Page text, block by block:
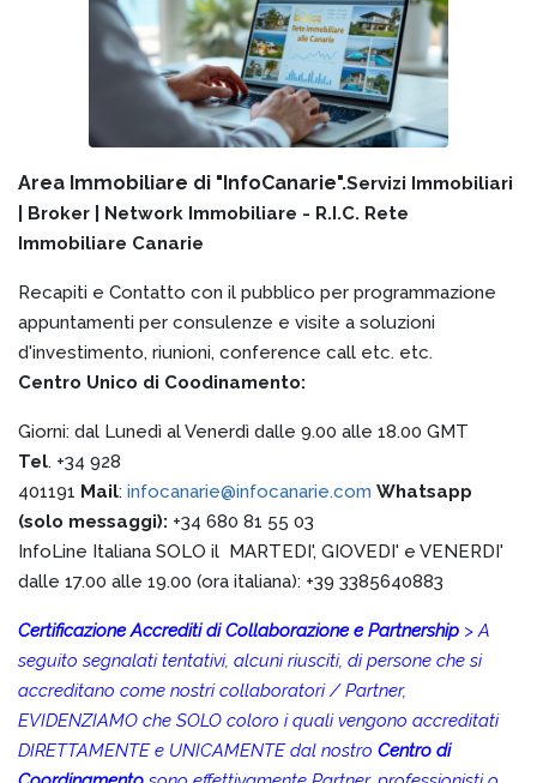
Area Immobiliare di "InfoCanarie".Servizi Immobiliari
| Broker | Network Immobiliare - R.I.C. Rete
Immobiliare Canarie
Recapiti e Contatto con il pubblico per programmazione
appuntamenti per consulenze e visite a soluzioni
d'investimento, riunioni, conference call etc. etc.
Centro Unico di Coodinamento:
Giorni: dal Lunedì al Venerdì dalle 9.00 alle 18.00 GMT
Tel. +34 928
401191 Mail: infocanarie@infocanarie.com Whatsapp
(solo messaggi): +34 680 81 55 03
InfoLine Italiana SOLO il MARTEDI', GIOVEDI' e VENERDI'
dalle 17.00 alle 19.00 (ora italiana): +39 3385640883
Certificazione Accrediti di Collaborazione e Partnership > A
seguito segnalati tentativi, alcuni riusciti, di persone che si
accreditano come nostri collaboratori / Partner,
EVIDENZIAMO che SOLO coloro i quali vengono accreditati
DIRETTAMENTE e UNICAMENTE dal nostro Centro di